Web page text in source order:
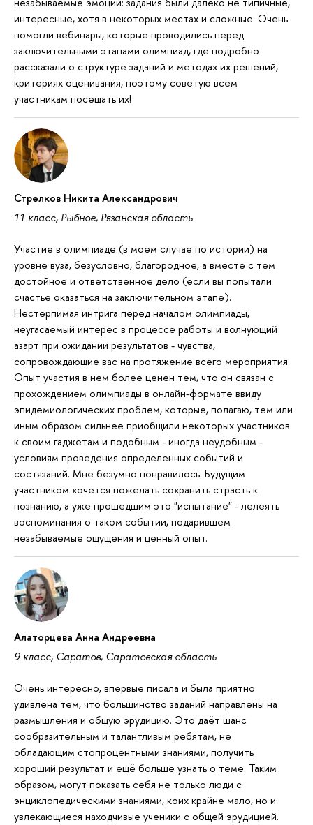
интересные, хотя в некоторых местах и сложные. Очень
помогли вебинары, которые проводились перед
заключительными этапами олимпиад, где подробно
рассказали о структуре заданий и методах их решений,
критериях оценивания, поэтому советую всем
участникам посещать их!
Стрелков Никита Александрович
11 класс, Рыбное, Рязанская область
Участие в олимпиаде (в моем случае по истории) на
уровне вуза, безусловно, благородное, а вместе с тем
достойное и ответственное дело (если вы попытали
счастье оказаться на заключительном этапе).
Нестерпимая интрига перед началом олимпиады,
неугасаемый интерес в процессе работы и волнующий
азарт при ожидании результатов - чувства,
сопровождающие вас на протяжение всего мероприятия.
Опыт участия в нем более ценен тем, что он связан с
прохождением олимпиады в онлайн-формате ввиду
эпидемиологических проблем, которые, полагаю, тем или
иным образом сильнее приобщили некоторых участников
к своим гаджетам и подобным - иногда неудобным -
условиям проведения определенных событий и
состязаний. Мне безумно понравилось. Будущим
участником хочется пожелать сохранить страсть к
познанию, а уже прошедшим это "испытание" - лелеять
воспоминания о таком событии, подарившем
незабываемые ощущения и ценный опыт.
Алаторцева Анна Андреевна
9 класс, Саратов, Саратовская область
Очень интересно, впервые писала и была приятно
удивлена тем, что большинство заданий направлены на
размышления и общую эрудицию. Это даёт шанс
сообразительным и талантливым ребятам, не
обладающим стопроцентными знаниями, получить
хороший результат и ещё больше узнать о теме. Таким
образом, могут показать себя не только люди с
энциклопедическими знаниями, коих крайне мало, но и
увлекающиеся находчивые ученики с общей эрудицией.